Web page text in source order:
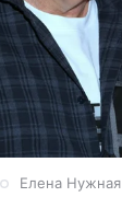
Елена Нужная